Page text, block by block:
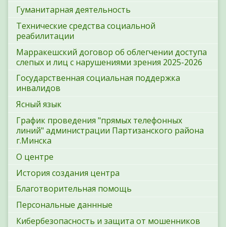
Гуманитарная деятельность
Технические средства социальной
реабилитации
Марракешский договор об облегчении доступа
слепых и лиц с нарушениями зрения 2025-2026
Государственная социальная поддержка
инвалидов
Ясный язык
График проведения "прямых телефонных
линий" администрации Партизанского района
г.Минска
О центре
История создания центра
Благотворительная помощь
Персональные даннные
Кибербезопасность и защита от мошенников